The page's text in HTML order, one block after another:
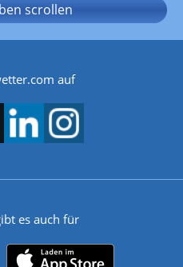
scrollen
auf
es auch für